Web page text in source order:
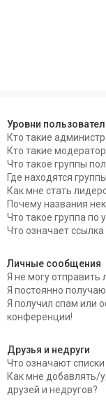
Уровни
Кто такие
Кто такие
Что такое группы
Где находятся
Как мне стать
Почему названия
Что такое группа по
Что означает
Личные сообщения
Я не могу
Я постоянно
Я получил спам или
конференции!
Друзья и недруги
Что означают
Как мне добавлять/
друзей и недругов?